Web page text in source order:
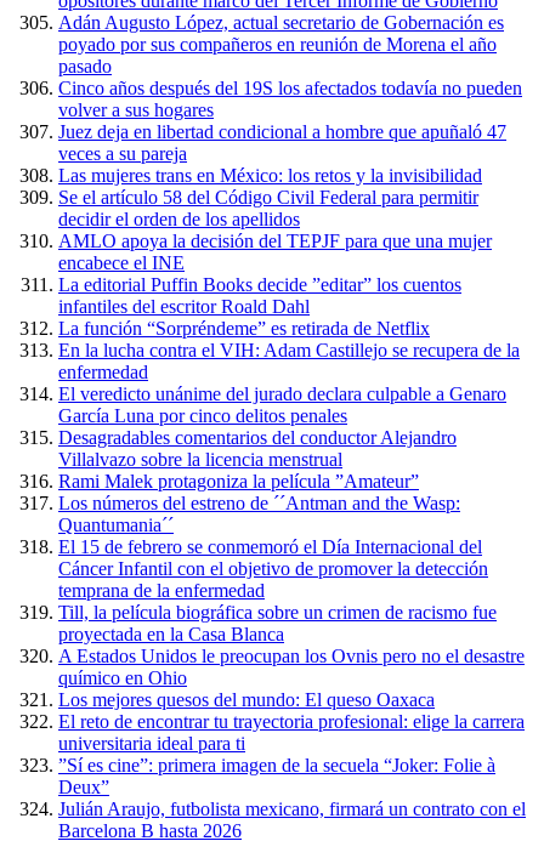
Adán Augusto López, actual secretario de Gobernación es
poyado por sus compañeros en reunión de Morena el año
pasado
Cinco años después del 19S los afectados todavía no pueden
volver a sus hogares
Juez deja en libertad condicional a hombre que apuñaló 47
veces a su pareja
Las mujeres trans en México: los retos y la invisibilidad
Se el artículo 58 del Código Civil Federal para permitir
decidir el orden de los apellidos
AMLO apoya la decisión del TEPJF para que una mujer
encabece el INE
La editorial Puffin Books decide ”editar” los cuentos
infantiles del escritor Roald Dahl
La función “Sorpréndeme” es retirada de Netflix
En la lucha contra el VIH: Adam Castillejo se recupera de la
enfermedad
El veredicto unánime del jurado declara culpable a Genaro
García Luna por cinco delitos penales
Desagradables comentarios del conductor Alejandro
Villalvazo sobre la licencia menstrual
Rami Malek protagoniza la película ”Amateur”
Los números del estreno de ´´Antman and the Wasp:
Quantumania´´
El 15 de febrero se conmemoró el Día Internacional del
Cáncer Infantil con el objetivo de promover la detección
temprana de la enfermedad
Till, la película biográfica sobre un crimen de racismo fue
proyectada en la Casa Blanca
A Estados Unidos le preocupan los Ovnis pero no el desastre
químico en Ohio
Los mejores quesos del mundo: El queso Oaxaca
El reto de encontrar tu trayectoria profesional: elige la carrera
universitaria ideal para ti
”Sí es cine”: primera imagen de la secuela “Joker: Folie à
Deux”
Julián Araujo, futbolista mexicano, firmará un contrato con el
Barcelona B hasta 2026